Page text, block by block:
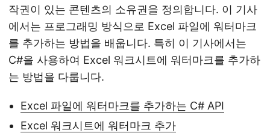
작권이 있는 콘텐츠의 소유권을 정의합니다. 이 기사
에서는 프로그래밍 방식으로 Excel 파일에 워터마크
를 추가하는 방법을 배웁니다. 특히 이 기사에서는
C#을 사용하여 Excel 워크시트에 워터마크를 추가하
는 방법을 다룹니다.
Excel 파일에 워터마크를 추가하는 C# API
Excel 워크시트에 워터마크 추가